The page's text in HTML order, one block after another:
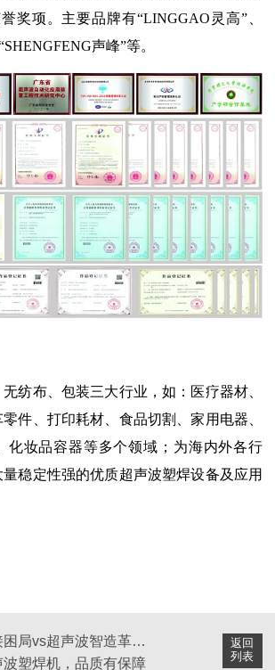
奖项。主要品牌有“LINGGAO灵高”、
声峰”等。
纺布、包装三大行业，如：医疗器材、
件、打印耗材、食品切割、家用电器、
化妆品容器等多个领域；为海内外各行
稳定性强的优质超声波塑焊设备及应用
返回
列表
胶水焊接困局vs超声波智造革命：灵科破解天威焊接难题
波塑焊机，品质有保障